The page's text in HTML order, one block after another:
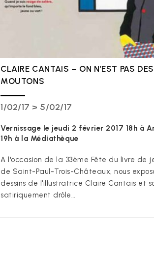
CLAIRE CANTAIS – ON N’EST PAS DES
MOUTONS
1/02/17 > 5/02/17
Vernissage le jeudi 2 février 2017 18h à
19h à la Médiathèque
A l'occasion de la 33ème Fête du livre de
de Saint-Paul-Trois-Châteaux, nous
dessins de l'illustratrice Claire Cantais et
satiriquement drôle…